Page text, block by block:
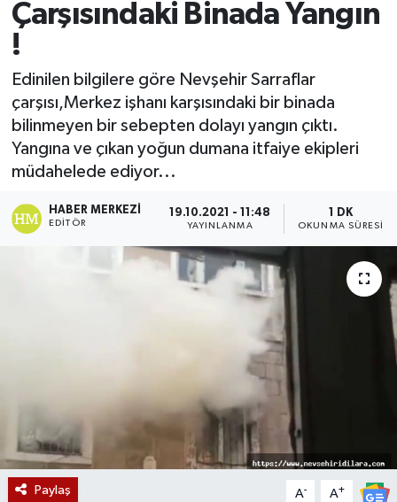
Çarşısındaki Binada Yangın
!
Edinilen bilgilere göre Nevşehir Sarraflar
çarşısı,Merkez işhanı karşısındaki bir binada
bilinmeyen bir sebepten dolayı yangın çıktı.
Yangına ve çıkan yoğun dumana itfaiye ekipleri
müdahelede ediyor...
HABER MERKEZI
EDITÖR
19.10.2021 - 11:48
YAYINLANMA
1 DK
OKUNMA SÜRESI
Paylaş A- A+